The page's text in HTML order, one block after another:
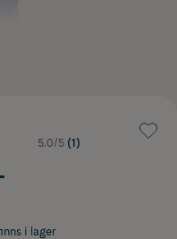
5.0/5 (1)
i lager